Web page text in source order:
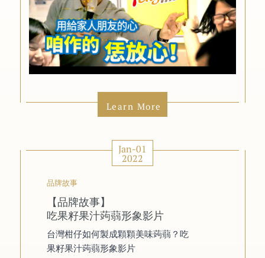
Learn More
Jan-01
2022
品牌故事
【品牌故事】
吃果籽果汁蒟蒻形象影片
台灣柑仔如何製成顆顆美味蒟蒻？吃
果籽果汁蒟蒻形象影片